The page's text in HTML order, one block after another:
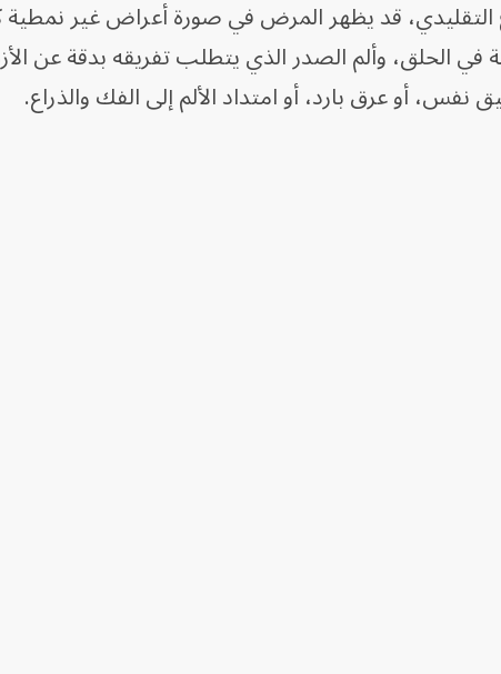
التقليدي، قد يظهر المرض في صورة أعراض غير نمطية
الحلق، وألم الصدر الذي يتطلب تفريقه بدقة عن
أو عرق بارد، أو امتداد الألم إلى الفك والذراع.